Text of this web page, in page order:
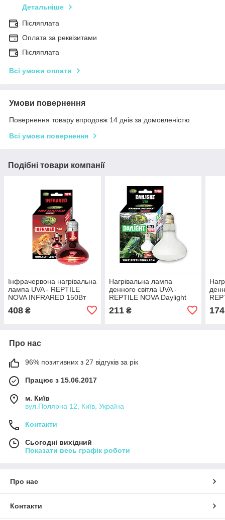
Детальніше
Післяплата
Оплата за реквізитами
Післяплата
Всі умови оплати
Умови повернення
Повернення товару впродовж 14 днів за домовленістю
Всі умови повернення
Подібні товари компанії
Інфрачервона нагрівальна
лампа UVA - REPTILE
NOVA INFRARED 150Вт
408 ₴
Нагрівальна лампа
денного світла UVA -
REPTILE NOVA Daylight
211₴ 174
Про нас
96% позитивних з 27 відгуків за рік
Працює з 15.06.2017
м. Київ
вул.Полярна 12, Київ, Україна
Контакти
Сьогодні вихідний
Показати весь графік роботи
Про нас
Контакти